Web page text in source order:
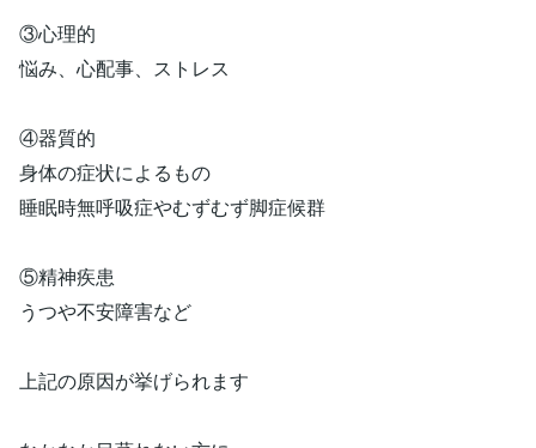
③心理的
悩み、心配事、ストレス
④器質的
身体の症状によるもの
睡眠時無呼吸症やむずむず脚症候群
⑤精神疾患
うつや不安障害など
上記の原因が挙げられます